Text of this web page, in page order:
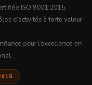
ISO 9001:2015,
d’activités à forte valeur
pour l’excellence en